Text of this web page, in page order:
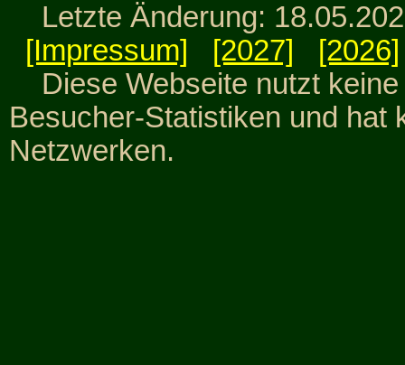
Letzte Änderung:
[Impressum]
[2027]
[2026]
Diese Webseite nutzt
Besucher-Statistiken und hat
Netzwerken.